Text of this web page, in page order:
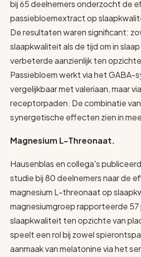
bij 65 deelnemers onderzocht de
passiebloemextract op
De resultaten waren significant:
slaapkwaliteit als de tijd om in
verbeterde aanzienlijk ten
Passiebloem werkt via het GABA-
vergelijkbaar met valeriaan, maar
receptorpaden. De combinatie
synergetische effecten zien in
Magnesium L-Threonaat.
Hausenblas en collega's
studie bij 80 deelnemers naar de
magnesium L-threonaat op
magnesiumgroep rapporteerde
slaapkwaliteit ten opzichte van
speelt een rol bij zowel
aanmaak van melatonine via het